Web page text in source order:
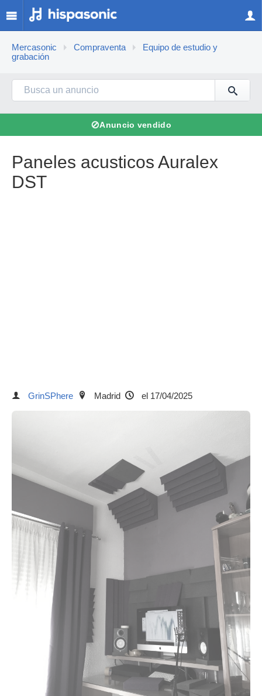
Mercasonic Compraventa
Equipo de estudio y
grabación
⊘Anuncio vendido
Paneles acusticos Auralex
DST
GrinSPhere Madrid el 17/04/2025